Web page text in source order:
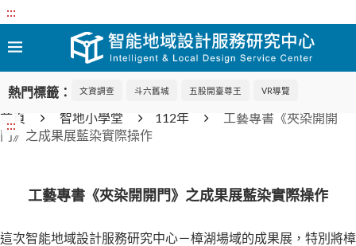
:::
熱門標籤： 文資調查 斗六舊城 五股開臺尊王 VR導覽
:::
首頁 智地小學堂 112年
工藝專書《夾染開開
門》之成果展藍染實際操作
工藝專書《夾染開開門》之成果展藍染實際操作
這次智能地域設計服務研究中心－樟湖場域的成果展，特別將樟